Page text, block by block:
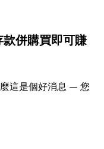
併購買即可賺
這是個好消息 — 您